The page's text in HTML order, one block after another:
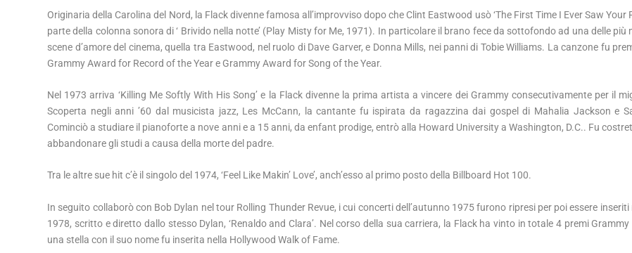
Originaria della Carolina del Nord, la Flack divenne famosa all’improvviso dopo che Clint Eastwood usò ‘The First Time I Ever Saw Your
parte della colonna sonora di ‘ Brivido nella notte’ (Play Misty for Me, 1971). In particolare il brano fece da sottofondo ad una delle più
scene d’amore del cinema, quella tra Eastwood, nel ruolo di Dave Garver, e Donna Mills, nei panni di Tobie Williams. La canzone fu
Grammy Award for Record of the Year e Grammy Award for Song of the Year.
Nel 1973 arriva ‘Killing Me Softly With His Song’ e la Flack divenne la prima artista a vincere dei Grammy consecutivamente per il
Scoperta negli anni ’60 dal musicista jazz, Les McCann, la cantante fu ispirata da ragazzina dai gospel di Mahalia Jackson e
Cominciò a studiare il pianoforte a nove anni e a 15 anni, da enfant prodige, entrò alla Howard University a Washington, D.C.. Fu
abbandonare gli studi a causa della morte del padre.
Tra le altre sue hit c’è il singolo del 1974, ‘Feel Like Makin’ Love’, anch’esso al primo posto della Billboard Hot 100.
In seguito collaborò con Bob Dylan nel tour Rolling Thunder Revue, i cui concerti dell’autunno 1975 furono ripresi per poi essere inseriti
1978, scritto e diretto dallo stesso Dylan, ‘Renaldo and Clara’. Nel corso della sua carriera, la Flack ha vinto in totale 4 premi Grammy
una stella con il suo nome fu inserita nella Hollywood Walk of Fame.